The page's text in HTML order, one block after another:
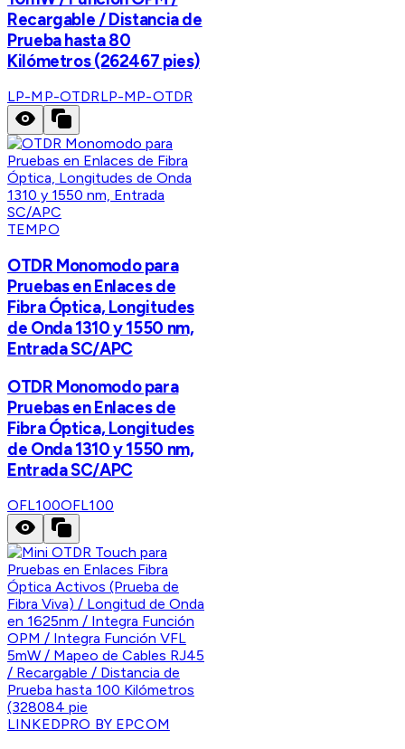
Recargable / Distancia de
Prueba hasta 80
Kilómetros (262467 pies)
LP-MP-OTDRLP-MP-OTDR
TEMPO
OTDR Monomodo para
Pruebas en Enlaces de
Fibra Óptica, Longitudes
de Onda 1310 y 1550 nm,
Entrada SC/APC
OTDR Monomodo para
Pruebas en Enlaces de
Fibra Óptica, Longitudes
de Onda 1310 y 1550 nm,
Entrada SC/APC
OFL100OFL100
LINKEDPRO BY EPCOM